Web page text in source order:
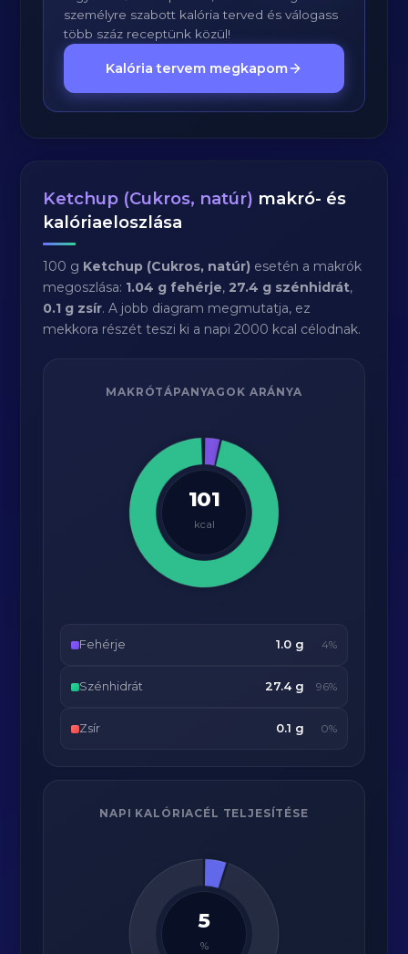
személyre szabott kalória terved és válogass
több száz receptünk közül!
Kalória tervem megkapom
Ketchup (Cukros, natúr) makró- és
kalóriaeloszlása
100 g Ketchup (Cukros, natúr) esetén a makrók
megoszlása: 1.04 g fehérje,27.4 g szénhidrát,
0.1 g zsír. A jobb diagram megmutatja, ez
mekkora részét teszi ki a napi 2000 kcal célodnak.
MAKRÓTÁPANYAGOK ARÁNYA
101
kcal
Fehérje 1.0 g 4%
Szénhidrát 27.4 g 96%
Zsír 0.1 g 0%
NAPI KALÓRIACÉL TELJESÍTÉSE
5
%